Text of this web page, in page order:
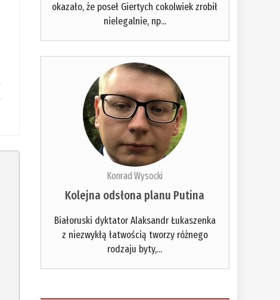
okazało, że poseł Giertych cokolwiek zrobił
nielegalnie, np...
Konrad Wysocki
Kolejna odsłona planu Putina
Białoruski dyktator Alaksandr Łukaszenka
z niezwykłą łatwością tworzy różnego
rodzaju byty,...